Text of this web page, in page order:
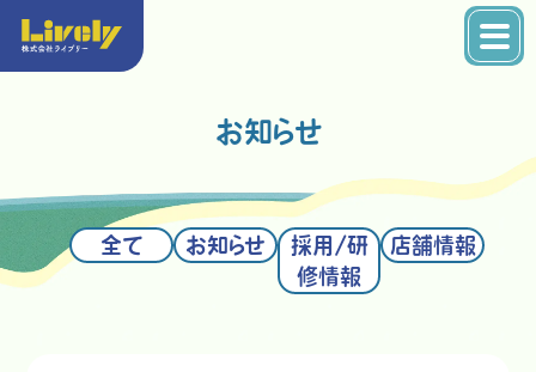
お知らせ
全て お知らせ
採用/研
修情報
店舗情報